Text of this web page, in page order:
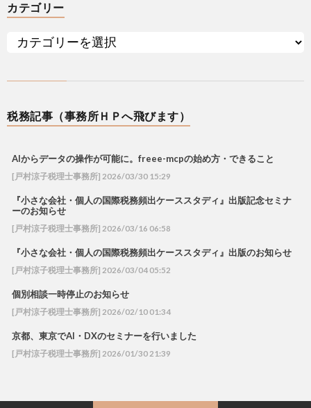
カテゴリー
税務記事（事務所ＨＰへ飛びます）
AIからデータの操作が可能に。freee-mcpの始め方・できること
[戸村涼子税理士事務所] 2026/03/30 15:29
『小さな会社・個人の国際税務頻出ケーススタディ』出版記念セミナ
ーのお知らせ
[戸村涼子税理士事務所] 2026/03/16 06:58
『小さな会社・個人の国際税務頻出ケーススタディ』出版のお知らせ
[戸村涼子税理士事務所] 2026/03/04 05:52
個別相談一時停止のお知らせ
[戸村涼子税理士事務所] 2026/02/10 01:34
京都、東京でAI・DXのセミナーを行いました
[戸村涼子税理士事務所] 2026/01/30 21:39